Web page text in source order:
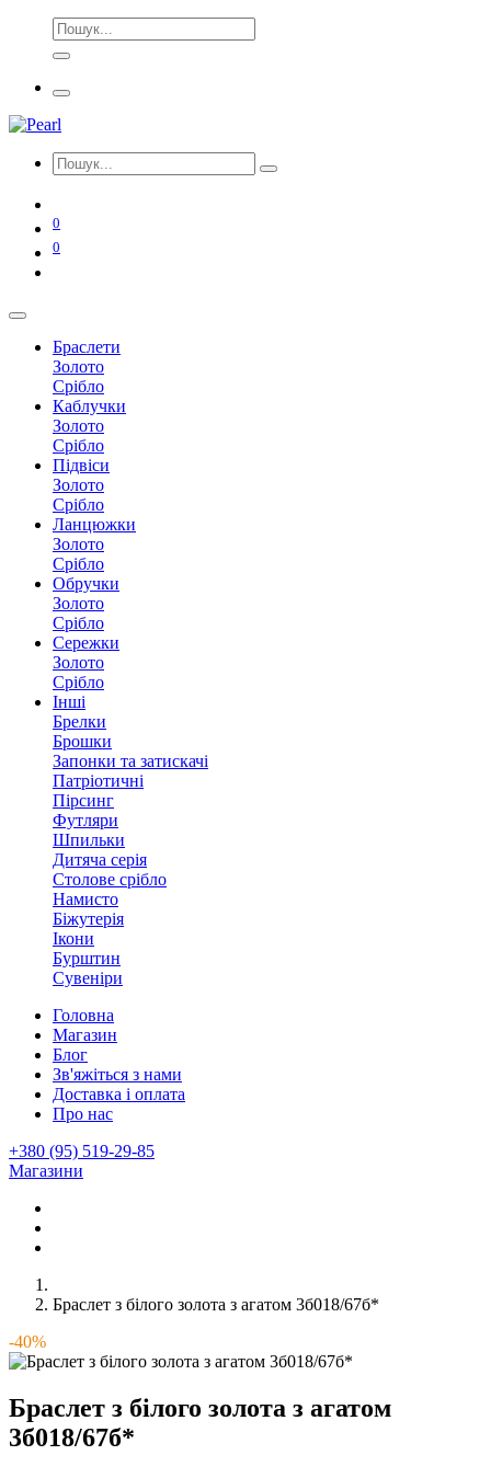
0
0
Браслети
Золото
Срібло
Каблучки
Золото
Срібло
Підвіси
Золото
Срібло
Ланцюжки
Золото
Срібло
Обручки
Золото
Срібло
Сережки
Золото
Срібло
Інші
Брелки
Брошки
Запонки та затискачі
Патріотичні
Пірсинг
Футляри
Шпильки
Дитяча серія
Столове срібло
Намисто
Біжутерія
Ікони
Бурштин
Сувеніри
Головна
Магазин
Блог
Зв'яжіться з нами
Доставка і оплата
Про нас
+380 (95) 519-29-85
Магазини
Браслет з білого золота з агатом 3б018/67б*
-40%
Браслет з білого золота з агатом
3б018/67б*